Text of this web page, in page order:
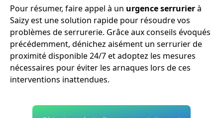
Pour résumer, faire appel à un urgence serrurierà
Saizy est une solution rapide pour résoudre vos
problèmes de serrurerie. Grâce aux conseils évoqués
précédemment, dénichez aisément un serrurier de
proximité disponible 24/7 et adoptez les mesures
nécessaires pour éviter les arnaques lors de ces
interventions inattendues.